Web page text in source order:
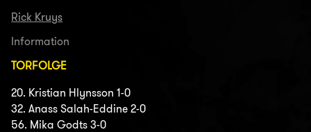
Rick Kruys
Information
TORFOLGE
20. Kristian Hlynsson 1-0
32. Anass Salah-Eddine 2-0
56. Mika Godts 3-0